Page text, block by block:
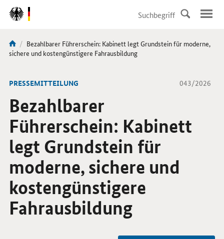
DirektZu:
Navigation
Sie
sind
Aktuelle
Seite:
Bezahlbarer Führerschein: Kabinett legt Grundstein für moderne,
sichere und kostengünstigere Fahrausbildung
PRESSEMITTEILUNG 043/2026
Bezahlbarer
Führerschein: Kabinett
legt Grundstein für
moderne, sichere und
kostengünstigere
Fahrausbildung